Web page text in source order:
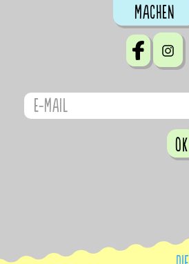
machen
OK